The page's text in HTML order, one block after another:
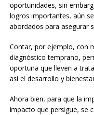
oportunidades, sin
logros importantes, aún
abordados para asegurar
Contar, por ejemplo, con
diagnóstico temprano,
oportuna que lleven a
así el desarrollo y
Ahora bien, para que la
impacto que persigue, se